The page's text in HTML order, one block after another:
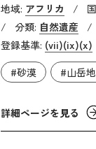
ス厳正保護区を含
いる地帯は、標高
山地から広大な砂
続き、非常に厳し
を下回り、逆に3
最高気温が50度に
地域: アフリカ /
/
分類: 自然遺産 /
登録基準: (vii)(ix)(x)
#砂漠
#山岳
詳細ページを見る